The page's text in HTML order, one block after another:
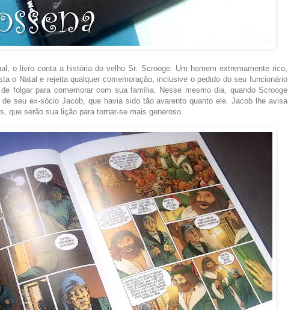
o livro conta a história do velho Sr. Scrooge. Um homem extremamente rico,
o Natal e rejeita qualquer comemoração, inclusive o pedido do seu funcionário
folgar para comemorar com sua família. Nesse mesmo dia, quando Scrooge
seu ex-sócio Jacob, que havia sido tão avarento quanto ele. Jacob lhe avisa
que serão sua lição para tornar-se mais generoso.